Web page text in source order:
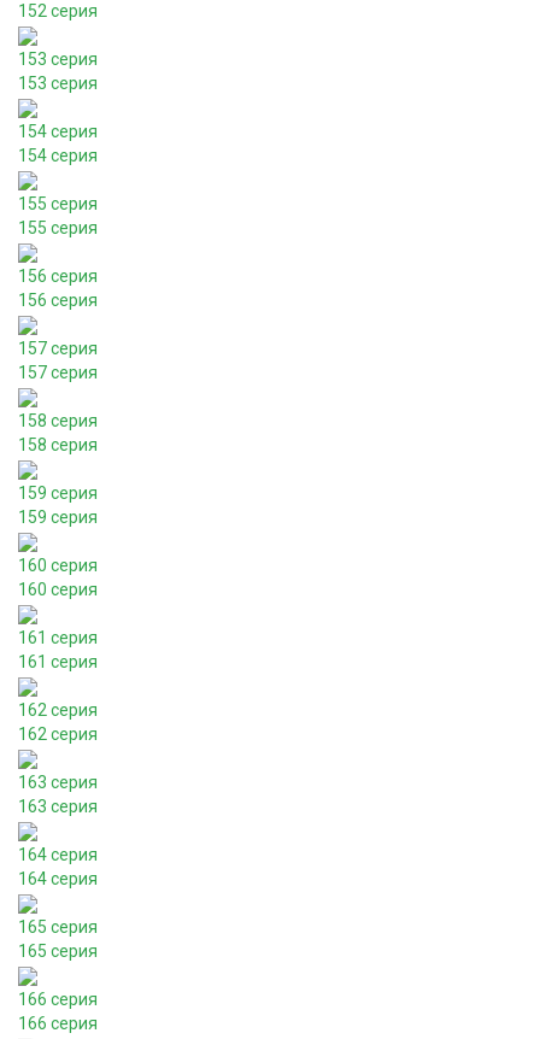
152 серия
153 серия
153 серия
154 серия
154 серия
155 серия
155 серия
156 серия
156 серия
157 серия
157 серия
158 серия
158 серия
159 серия
159 серия
160 серия
160 серия
161 серия
161 серия
162 серия
162 серия
163 серия
163 серия
164 серия
164 серия
165 серия
165 серия
166 серия
166 серия